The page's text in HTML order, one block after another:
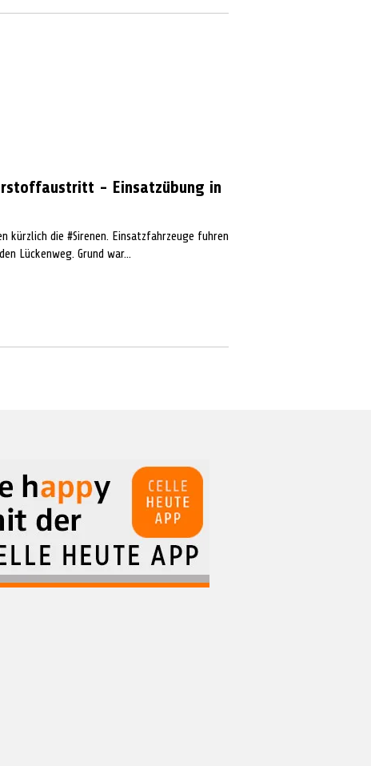
- Einsatzübung in
kürzlich die #Sirenen. Einsatzfahrzeuge fuhren
Lückenweg. Grund war...